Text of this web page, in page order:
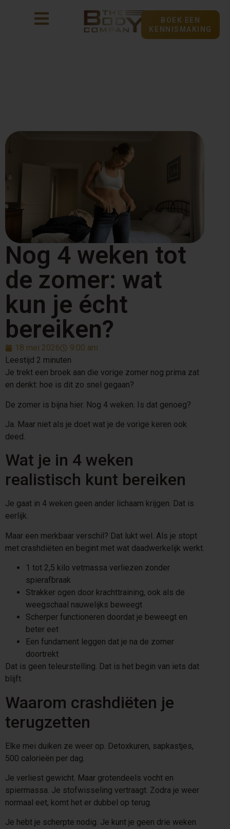
BOEK EEN
KENNISMAKING
Nog 4 weken tot
de zomer: wat
kun je écht
bereiken?
18 mei 2026 9:00 am
Je trekt een broek aan die vorige zomer nog prima zat
en denkt: hoe is dit zo snel gegaan?
De zomer is bijna hier. Nog 4 weken. Is dat genoeg?
Ja. Maar niet als je doet wat je de vorige keren ook
deed.
Wat je in 4 weken
realistisch kunt bereiken
Je gaat in 4 weken geen ander lichaam krijgen. Dat is
eerlijk.
Maar een merkbaar verschil? Dat lukt wel. Als je stopt
met crashdiëten en begint met wat daadwerkelijk werkt.
1 tot 2,5 kilo vetmassa verliezen zonder
spierafbraak
Strakker ogen door krachttraining, ook als de
weegschaal nauwelijks beweegt
Scherper functioneren doordat je beweegt en
beter eet
Een fundament leggen dat je na de zomer
doortrekt
Dat is geen teleurstelling. Dat is het begin van iets dat
blijft.
Waarom crashdiëten je
terugzetten
Elke mei duiken ze weer op. Detoxkuren, sapkastjes,
500 calorieën per dag.
Je verliest gewicht. Maar grotendeels vocht en
spiermassa. Je stofwisseling vertraagt. Zodra je weer
normaal eet, komt het er dubbel op terug.
Je hebt je scherpte nodig. Je kunt je geen drie weken